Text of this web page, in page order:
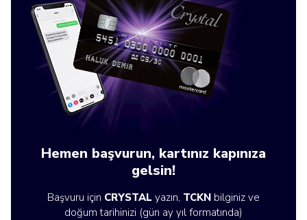
Hemen başvurun, kartınız kapınıza
gelsin!
Başvuru için CRYSTAL yazın, TCKN bilginiz ve
doğum tarihinizi (gün ay yıl formatında)